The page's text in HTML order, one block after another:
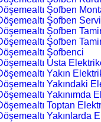
Şofben
Şofben
Şofben
Şofben
Şofbenci
Usta
Yakın
Yakındaki
Yakınımda
Toptan
Yakınlarda